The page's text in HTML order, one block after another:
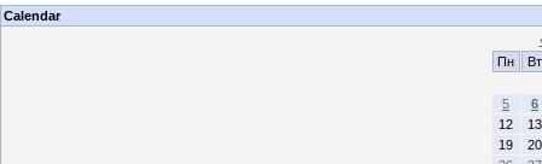
Calendar
Пн
Вт
5
6
12
13
19
20